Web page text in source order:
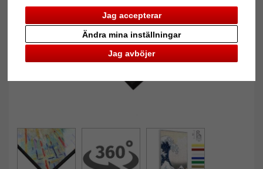
Jag accepterar
Jag avböjer
Ändra mina inställningar
Tillbaka